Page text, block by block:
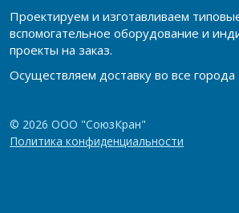
Проектируем и изготавливаем
вспомогательное оборудование и
проекты на заказ.
Осуществляем доставку во все города
© 2026 ООО "СоюзКран"
Политика конфиденциальности